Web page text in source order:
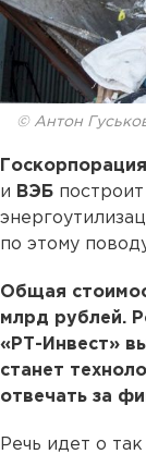
© Антон
и ВЭБ
по этому
Общая
млрд рублей.
«РТ-Инвест»
станет
отвечать за
Речь идет о